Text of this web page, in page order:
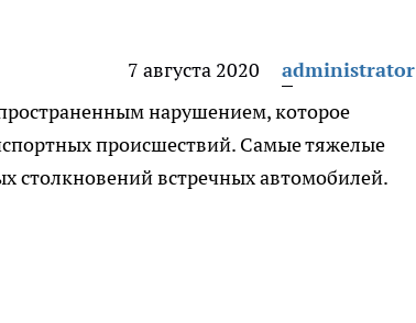
7 августа 2020
administrator
нарушением, которое
происшествий. Самые тяжелые
столкновений встречных автомобилей.